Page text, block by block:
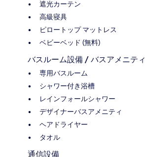
遮光カーテン
高級寝具
ピロートップ マットレス
ベビーベッド (無料)
バスルーム設備 / バスアメニティ
専用バスルーム
シャワー付き浴槽
レインフォールシャワー
デザイナーバスアメニティ
ヘアドライヤー
タオル
通信設備